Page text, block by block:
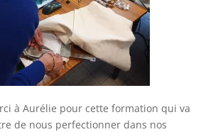
à Aurélie pour cette formation qui va
de nous perfectionner dans nos